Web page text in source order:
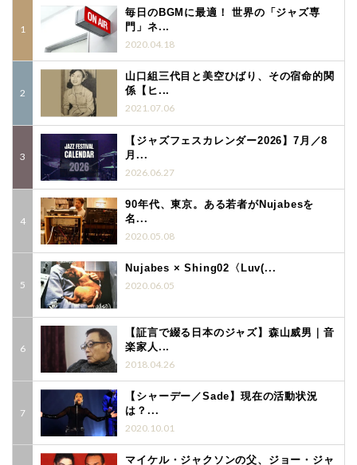
毎日のBGMに最適！ 世界の「ジャズ専
門」ネ...
2020.04.18
山口組三代目と美空ひばり、その宿命的関
係【ヒ...
2021.07.06
【ジャズフェスカレンダー2026】7月／8
月...
2026.06.27
90年代、東京。ある若者がNujabesを
名...
2020.05.08
Nujabes × Shing02〈Luv(...
2020.06.05
【証言で綴る日本のジャズ】森山威男｜音
楽家人...
2018.04.26
【シャーデー／Sade】現在の活動状況
は？...
2020.10.01
マイケル・ジャクソンの父、ジョー・ジャ